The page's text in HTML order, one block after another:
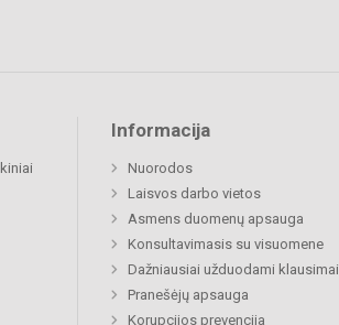
Informacija
Nuorodos
Laisvos darbo vietos
Asmens duomenų apsauga
Konsultavimasis su visuomene
Dažniausiai užduodami klausimai
Pranešėjų apsauga
Korupcijos prevencija